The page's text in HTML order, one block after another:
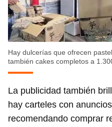
Hay dulcerías que ofrecen
también cakes completos a
La publicidad también
hay carteles con
recomendando comprar